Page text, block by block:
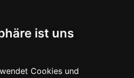
ist uns
Cookies und